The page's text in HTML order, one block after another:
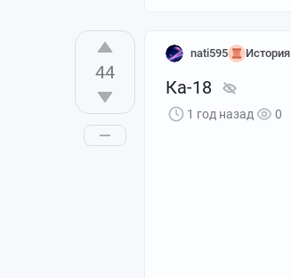
44
nati595 История
Ка-18
1 год назад 0